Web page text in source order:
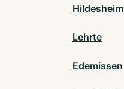
Hildesheim
Lehrte
Edemissen